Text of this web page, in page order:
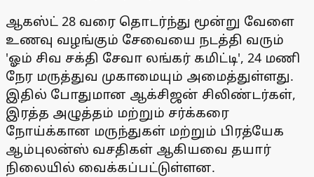
ஆகஸ்ட் 28 வரை தொடர்ந்து மூன்று வேளை
உணவு வழங்கும் சேவையை நடத்தி வரும்
'ஓம் சிவ சக்தி சேவா லங்கர் கமிட்டி', 24 மணி
நேர மருத்துவ முகாமையும் அமைத்துள்ளது.
இதில் போதுமான ஆக்சிஜன் சிலிண்டர்கள்,
இரத்த அழுத்தம் மற்றும் சர்க்கரை
நோய்க்கான மருந்துகள் மற்றும் பிரத்யேக
ஆம்புலன்ஸ் வசதிகள் ஆகியவை தயார்
நிலையில் வைக்கப்பட்டுள்ளன.